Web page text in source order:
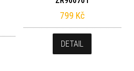
799 Kč
DETAIL